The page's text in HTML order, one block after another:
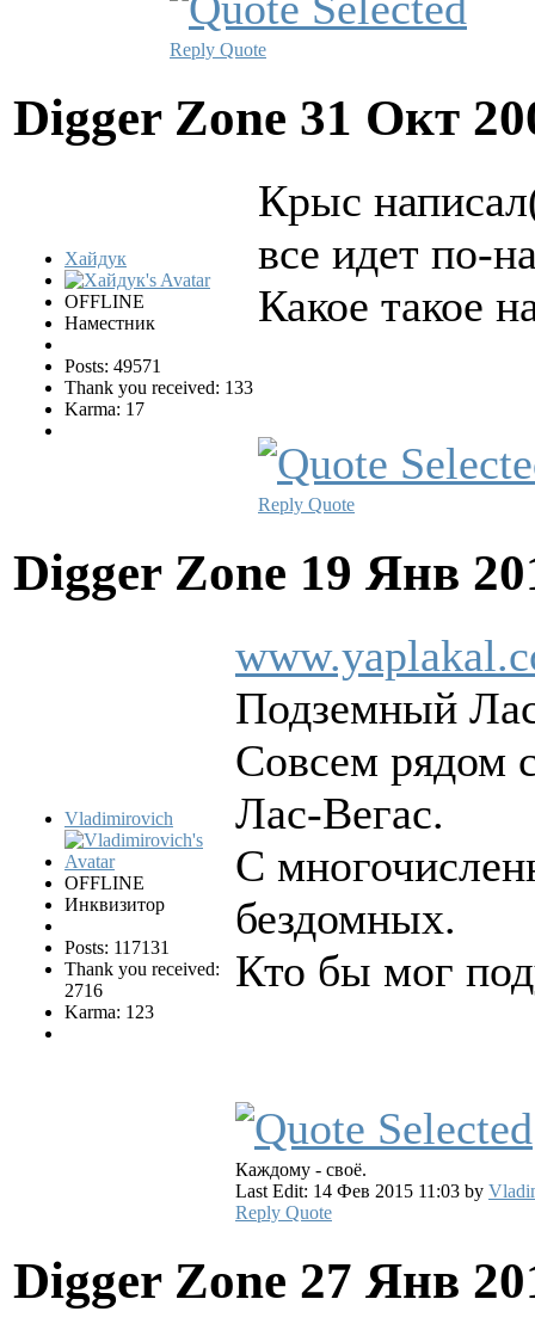
Reply Quote
Digger Zone 31 Окт
Хайдук
OFFLINE
Наместник
Posts: 49571
Thank you received: 133
Karma: 17
Крыс
все идет по-
Какое такое
Reply Quote
Digger Zone 19 Янв
Vladimirovich
OFFLINE
Инквизитор
Posts: 117131
Thank you received:
2716
Karma: 123
Подземный
Совсем рядом
Лас-Вегас.
С
бездомных.
Кто бы мог
Каждому - своё.
Last Edit: 14 Фев 2015 11:03 by
Reply Quote
Digger Zone 27 Янв